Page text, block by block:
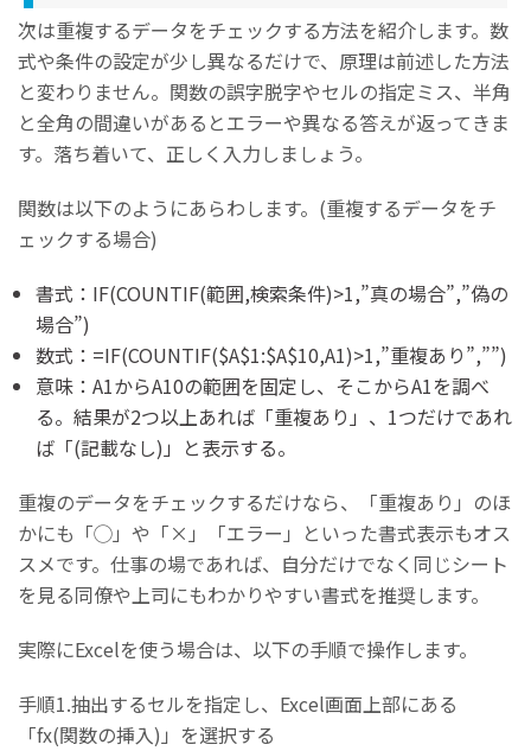
次は重複するデータをチェックする方法を紹介します。数
式や条件の設定が少し異なるだけで、原理は前述した方法
と変わりません。関数の誤字脱字やセルの指定ミス、半角
と全角の間違いがあるとエラーや異なる答えが返ってきま
す。落ち着いて、正しく入力しましょう。
関数は以下のようにあらわします。(重複するデータをチ
ェックする場合)
書式：IF(COUNTIF(範囲,検索条件)>1,”真の場合”,”偽の
場合”)
数式：=IF(COUNTIF($A$1:$A$10,A1)>1,”重複あり”,””)
意味：A1からA10の範囲を固定し、そこからA1を調べ
る。結果が2つ以上あれば「重複あり」、1つだけであれ
ば「(記載なし)」と表示する。
重複のデータをチェックするだけなら、「重複あり」のほ
かにも「◯」や「×」「エラー」といった書式表示もオス
スメです。仕事の場であれば、自分だけでなく同じシート
を見る同僚や上司にもわかりやすい書式を推奨します。
実際にExcelを使う場合は、以下の手順で操作します。
手順1.抽出するセルを指定し、Excel画面上部にある
「fx(関数の挿入)」を選択する